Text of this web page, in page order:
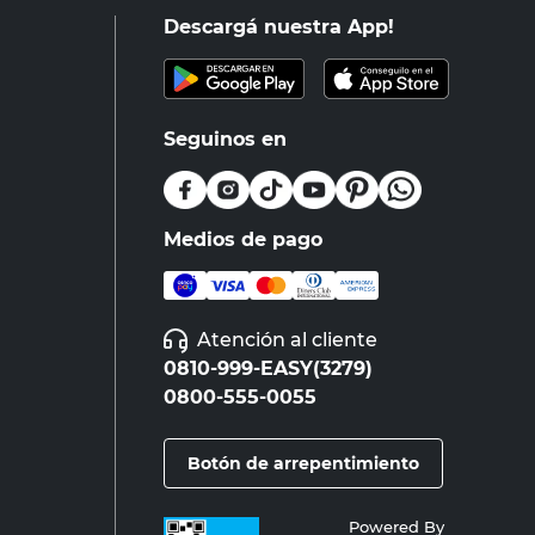
Descargá nuestra App!
Seguinos en
Medios de pago
Atención al cliente
0810-999-EASY(3279)
0800-555-0055
Botón de arrepentimiento
Powered By